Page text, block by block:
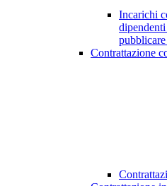
Incarichi
Contrattazione